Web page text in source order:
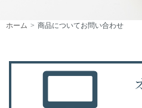
ホーム 商品についてお問い合わせ